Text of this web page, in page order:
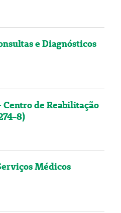
e Diagnósticos
Centro de Reabilitação
8)
Médicos